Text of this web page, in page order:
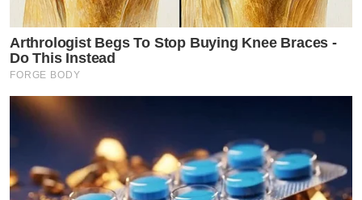
Arthrologist Begs To Stop Buying Knee Braces -
Do This Instead
FORGE BODY